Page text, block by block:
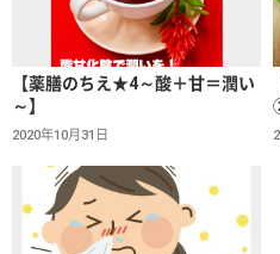
【薬膳のちえ★4～酸＋甘＝潤い
～】
2020年10月31日